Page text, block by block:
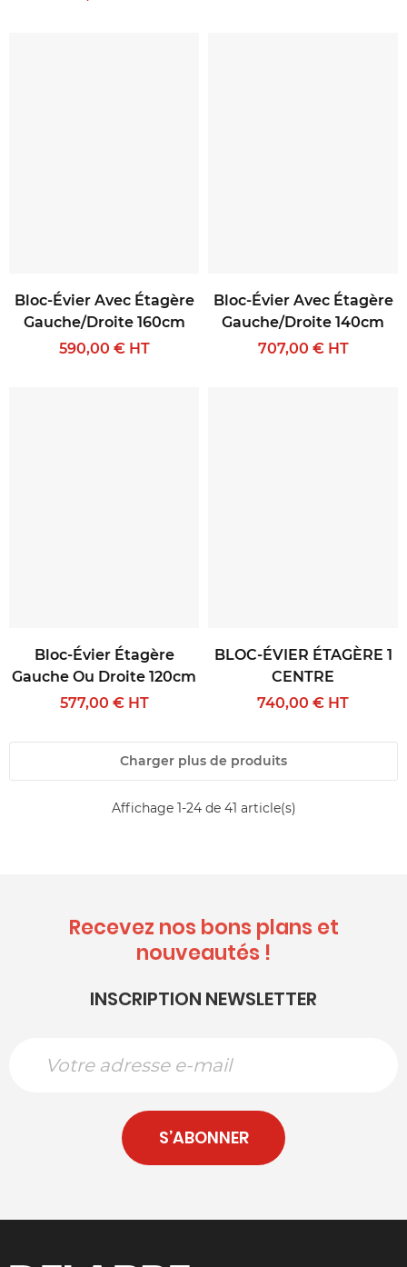
Bloc-Évier Avec Étagère
Gauche/droite 160cm
590,00 € HT
Bloc-Évier Avec Étagère
Gauche/droite 140cm
707,00 € HT
Bloc-Évier Étagère
Gauche Ou Droite 120cm
577,00 € HT
BLOC-ÉVIER ÉTAGÈRE 1
CENTRE
740,00 € HT
Charger plus de produits
Affichage 1-24 de 41 article(s)
Recevez nos bons plans et
nouveautés !
INSCRIPTION NEWSLETTER
S’ABONNER